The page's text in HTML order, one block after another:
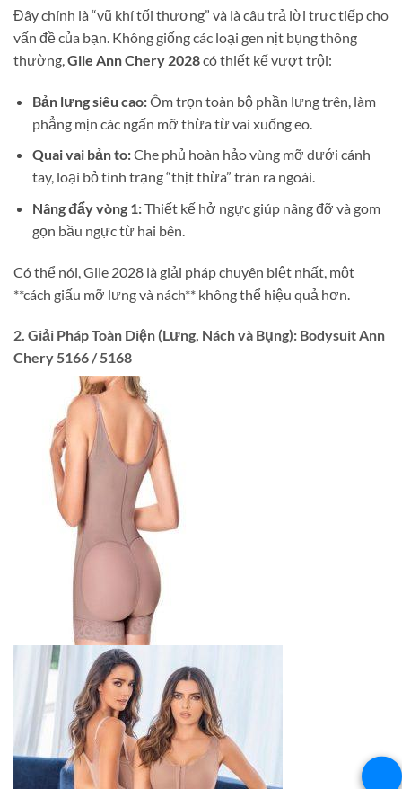
Đây chính là “vũ khí tối thượng” và là câu trả lời trực tiếp cho
vấn đề của bạn. Không giống các loại gen nịt bụng thông
thường, Gile Ann Chery 2028có thiết kế vượt trội:
Bản lưng siêu cao:Ôm trọn toàn bộ phần lưng trên, làm
phẳng mịn các ngấn mỡ thừa từ vai xuống eo.
Quai vai bản to:Che phủ hoàn hảo vùng mỡ dưới cánh
tay, loại bỏ tình trạng “thịt thừa” tràn ra ngoài.
Nâng đẩy vòng 1:Thiết kế hở ngực giúp nâng đỡ và gom
gọn bầu ngực từ hai bên.
Có thể nói, Gile 2028 là giải pháp chuyên biệt nhất, một
**cách giấu mỡ lưng và nách** không thể hiệu quả hơn.
2. Giải Pháp Toàn Diện (Lưng, Nách và Bụng): Bodysuit Ann
Chery 5166 / 5168